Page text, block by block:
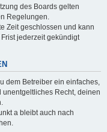
des Boards gelten
Regelungen.
Zeit geschlossen und kann
jederzeit gekündigt
dem Betreiber ein einfaches,
Recht, deinen
a bleibt auch nach